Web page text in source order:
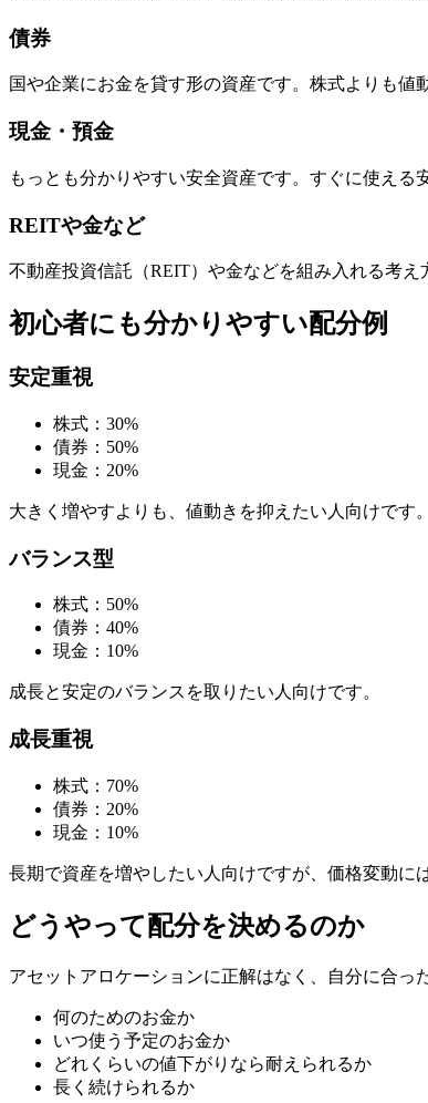
債券
国や企業にお金を貸す形の資産です。株式よりも値
現金・預金
もっとも分かりやすい安全資産です。すぐに使える
REITや金など
不動産投資信託（REIT）や金などを組み入れる考
初心者にも分かりやすい配分例
安定重視
株式：30%
債券：50%
現金：20%
大きく増やすよりも、値動きを抑えたい人向けです。
バランス型
株式：50%
債券：40%
現金：10%
成長と安定のバランスを取りたい人向けです。
成長重視
株式：70%
債券：20%
現金：10%
長期で資産を増やしたい人向けですが、価格変動に
どうやって配分を決めるのか
アセットアロケーションに正解はなく、自分に合っ
何のためのお金か
いつ使う予定のお金か
どれくらいの値下がりなら耐えられるか
長く続けられるか